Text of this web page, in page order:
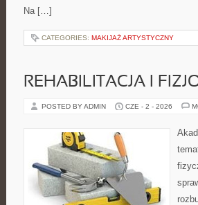
Na […]
CATEGORIES: MAKIJAŻ ARTYSTYCZNY
REHABILITACJA I
POSTED BY ADMIN CZE - 2 - 2026